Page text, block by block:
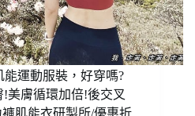
能運動服裝，好穿嗎?
美膚循環加倍!後交叉
肌能衣研製所/優惠折